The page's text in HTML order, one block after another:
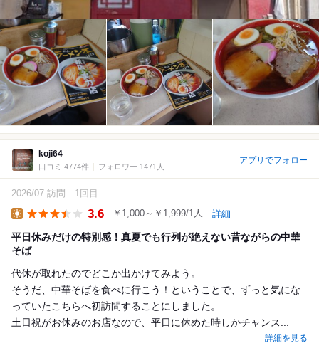
koji64
口コミ 4774件 フォロワー 1471人
アプリでフォロー
2026/07 訪問 1回目
3.6 ￥1,000～￥1,999/1人 詳細
平日休みだけの特別感！真夏でも行列が絶えない昔ながらの中華
そば
代休が取れたのでどこか出かけてみよう。
そうだ、中華そばを食べに行こう！ということで、ずっと気にな
っていたこちらへ初訪問することにしました。
土日祝がお休みのお店なので、平日に休めた時しかチャンス...
詳細を見る